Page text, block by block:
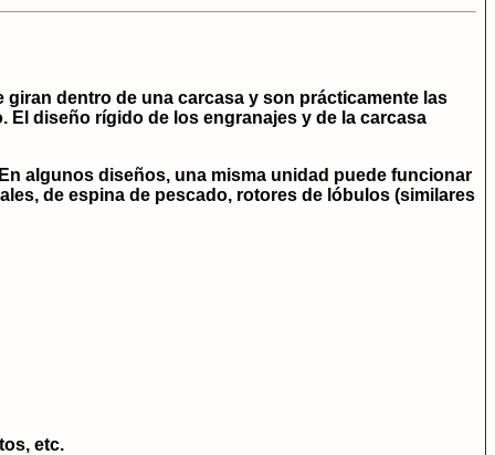
dentro de una carcasa y son prácticamente las
diseño rígido de los engranajes y de la carcasa
algunos diseños, una misma unidad puede funcionar
de espina de pescado, rotores de lóbulos (similares
etc.